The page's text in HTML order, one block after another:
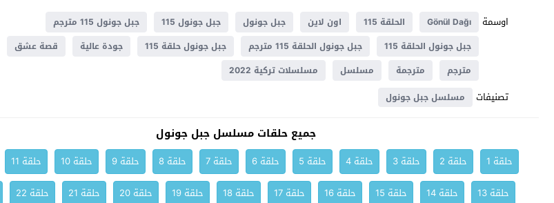
اوسمة
Gönül Dağı الحلقة 115 اون لاين جبل جونول جبل جونول 115
جبل جونول 115 مترجم
جبل جونول الحلقة 115
جبل جونول الحلقة 115 مترجم جبل جونول حلقة 115 جودة عالية
قصة عشق
مترجم
مترجمة مسلسل مسلسلات تركية 2022
تصنيفات مسلسل جبل جونول
جميع حلقات مسلسل جبل جونول
حلقة 1 حلقة 2 حلقة 3 حلقة 4 حلقة 5 حلقة 6 حلقة 7 حلقة 8 حلقة 9 حلقة 10 حلقة 11
حلقة 13
حلقة 14 حلقة 15 حلقة 16 حلقة 17 حلقة 18 حلقة 19 حلقة 20 حلقة 21 حلقة 22